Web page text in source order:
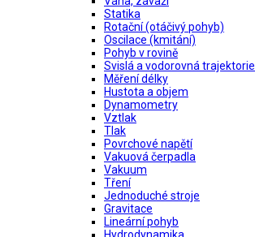
Statika
Rotační (otáčivý pohyb)
Oscilace (kmitání)
Pohyb v rovině
Svislá a vodorovná trajektorie
Měření délky
Hustota a objem
Dynamometry
Vztlak
Tlak
Povrchové napětí
Vakuová čerpadla
Vakuum
Tření
Jednoduché stroje
Gravitace
Lineární pohyb